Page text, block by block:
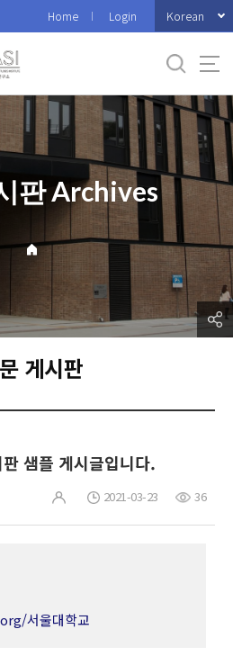
Home Login Korean
판 Archives
게시판
샘플 게시글입니다.
2021-03-23 36
서울대학교